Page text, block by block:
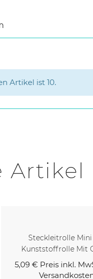
Artikel ist 10.
Gurtleitrolle Mini
4,99 €Preis inkl.